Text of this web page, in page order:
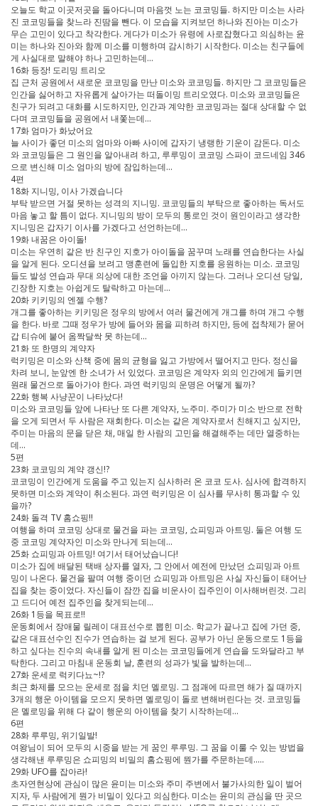
오늘도 학교 이곳저곳을 돌아다니며 마음껏 노는 코코밍들. 하지만 미소는 사라
진 코코밍들을 찾느라 진땀을 뺀다. 이 모습을 지켜보던 하나와 진아는 미소가
무슨 고민이 있다고 착각한다. 게다가 미소가 유령에 사로잡혔다고 의심하는 윤
미는 하나와 진아와 함께 미소를 미행하며 감시하기 시작한다. 미소는 친구들에
게 사실대로 말해야 하나 고민하는데…
16화 등장! 도리밍 트리오
집 근처 공원에서 새로운 코코밍을 만난 미소와 코코밍들. 하지만 그 코코밍들은
인간을 싫어하고 자유롭게 살아가는 떠돌이밍 트리오였다. 미소와 코코밍들은
친구가 되려고 대화를 시도하지만, 인간과 계약한 코코밍과는 절대 상대할 수 없
다며 코코밍들을 공원에서 내쫓는데…
17화 엄마가 화났어요
늘 사이가 좋던 미소의 엄마와 아빠 사이에 갑자기 냉랭한 기운이 감돈다. 미소
와 코코밍들은 그 원인을 알아내려 하고, 루루밍이 코코밍 스파이 코드네임 346
으로 변신해 미소 엄마의 방에 잠입하는데…
4편
18화 지니밍, 이사 가겠습니다
부탁 받으면 거절 못하는 성격의 지니밍. 코코밍들의 부탁으로 좋아하는 독서도
마음 놓고 할 틈이 없다. 지니밍의 방이 모두의 통로인 것이 원인이라고 생각한
지니밍은 갑자기 이사를 가겠다고 선언하는데...
19화 내꿈은 아이돌!
미소는 우연히 같은 반 친구인 지호가 아이돌을 꿈꾸며 노래를 연습한다는 사실
을 알게 된다. 오디션을 보려고 맹훈련에 돌입한 지호를 응원하는 미소. 코코밍
들도 발성 연습과 무대 의상에 대한 조언을 아끼지 않는다. 그러나 오디션 당일,
긴장한 지호는 아쉽게도 탈락하고 마는데…
20화 키키밍의 엔젤 수행?
개그를 좋아하는 키키밍은 정우의 방에서 여러 물건에게 개그를 하며 개그 수행
을 한다. 바로 그때 정우가 방에 들어와 몸을 피하려 하지만, 등에 접착제가 묻어
갑 티슈에 붙어 옴짝달싹 못 하는데…
21화 또 한명의 계약자
럭키밍은 미소와 산책 중에 몸의 균형을 잃고 가방에서 떨어지고 만다. 정신을
차려 보니, 눈앞엔 한 소녀가 서 있었다. 코코밍은 계약자 외의 인간에게 들키면
원래 물건으로 돌아가야 한다. 과연 럭키밍의 운명은 어떻게 될까?
22화 행복 사냥꾼이 나타났다!
미소와 코코밍들 앞에 나타난 또 다른 계약자, 노주미. 주미가 미소 반으로 전학
을 오게 되면서 두 사람은 재회한다. 미소는 같은 계약자로서 친해지고 싶지만,
주미는 마음의 문을 닫은 채, 매일 한 사람의 고민을 해결해주는 데만 열중하는
데…
5편
23화 코코밍의 계약 갱신!?
코코밍이 인간에게 도움을 주고 있는지 심사하러 온 코코 도사. 심사에 합격하지
못하면 미소와 계약이 취소된다. 과연 럭키밍은 이 심사를 무사히 통과할 수 있
을까?
24화 돌격 TV 홈쇼핑!!
여행을 하며 코코밍 상대로 물건을 파는 코코밍, 쇼피밍과 아트밍. 둘은 여행 도
중 코코밍 계약자인 미소와 만나게 되는데…
25화 쇼피밍과 아트밍! 여기서 태어났습니다!
미소가 집에 배달된 택배 상자를 열자, 그 안에서 예전에 만났던 쇼피밍과 아트
밍이 나온다. 물건을 팔며 여행 중이던 쇼피밍과 아트밍은 사실 자신들이 태어난
집을 찾는 중이었다. 자신들이 잠깐 집을 비운사이 집주인이 이사해버린것. 그리
고 드디어 예전 집주인을 찾게되는데…
26화 1등을 목표로!!
운동회에서 장애물 릴레이 대표선수로 뽑힌 미소. 학교가 끝나고 집에 가던 중,
같은 대표선수인 진수가 연습하는 걸 보게 된다. 공부가 아닌 운동으로도 1등을
하고 싶다는 진수의 속내를 알게 된 미소는 코코밍들에게 연습을 도와달라고 부
탁한다. 그리고 마침내 운동회 날, 훈련의 성과가 빛을 발하는데...
27화 운세로 럭키다뇨~!?
최근 화제를 모으는 운세로 점을 치던 멜로밍. 그 점괘에 따르면 해가 질 때까지
3개의 행운 아이템을 모으지 못하면 멜로밍이 돌로 변해버린다는 것. 코코밍들
은 멜로밍을 위해 다 같이 행운의 아이템을 찾기 시작하는데…
6편
28화 루루밍, 위기일발!
여왕님이 되어 모두의 시중을 받는 게 꿈인 루루밍. 그 꿈을 이룰 수 있는 방법을
생각해낸 루루밍은 쇼피밍의 비밀의 홈쇼핑에 뭔가를 주문하는데.....
29화 UFO를 잡아라!
초자연현상에 관심이 많은 윤미는 미소와 주미 주변에서 불가사의한 일이 벌어
지자, 두 사람에게 뭔가 비밀이 있다고 의심한다. 미소는 윤미의 관심을 딴 곳으